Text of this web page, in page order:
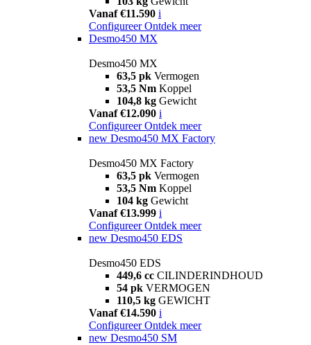
Vanaf €11.590 i
Configureer Ontdek meer
Desmo450 MX
Desmo450 MX
63,5 pk Vermogen
53,5 Nm Koppel
104,8 kg Gewicht
Vanaf €12.090 i
Configureer Ontdek meer
new Desmo450 MX Factory
Desmo450 MX Factory
63,5 pk Vermogen
53,5 Nm Koppel
104 kg Gewicht
Vanaf €13.999 i
Configureer Ontdek meer
new Desmo450 EDS
Desmo450 EDS
449,6 cc CILINDERINDHOUD
54 pk VERMOGEN
110,5 kg GEWICHT
Vanaf €14.590 i
Configureer Ontdek meer
new Desmo450 SM